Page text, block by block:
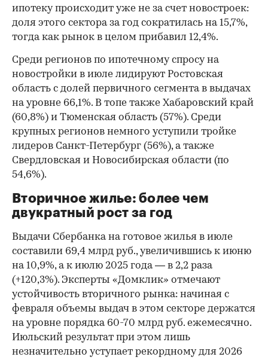
ипотеку происходит уже не за счет новостроек:
доля этого сектора за год сократилась на 15,7%,
тогда как рынок в целом прибавил 12,4%.
Среди регионов по ипотечному спросу на
новостройки в июле лидируют Ростовская
область с долей первичного сегмента в выдачах
на уровне 66,1%. В топе также Хабаровский край
(60,8%) и Тюменская область (57%). Среди
крупных регионов немного уступили тройке
лидеров Санкт-Петербург (56%), а также
Свердловская и Новосибирская области (по
54,6%).
Вторичное жилье: более чем
двукратный рост за год
Выдачи Сбербанка на готовое жилья в июле
составили 69,4 млрд руб., увеличившись к июню
на 10,9%, а к июлю 2025 года — в 2,2 раза
(+120,3%). Эксперты «Домклик» отмечают
устойчивость вторичного рынка: начиная с
февраля объемы выдач в этом секторе держатся
на уровне порядка 60-70 млрд руб. ежемесячно.
Июльский результат при этом лишь
незначительно уступает рекордному для 2026